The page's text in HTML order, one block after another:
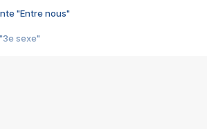
"Entre nous"
sexe"